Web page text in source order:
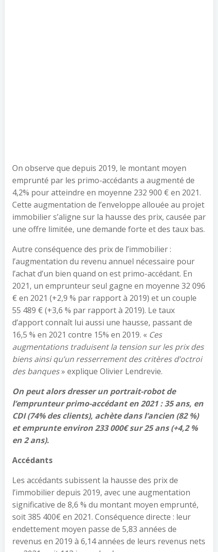
On observe que depuis 2019, le montant moyen
emprunté par les primo-accédants a augmenté de
4,2% pour atteindre en moyenne 232 900 € en 2021.
Cette augmentation de l’enveloppe allouée au projet
immobilier s’aligne sur la hausse des prix, causée par
une offre limitée, une demande forte et des taux bas.
Autre conséquence des prix de l’immobilier :
l’augmentation du revenu annuel nécessaire pour
l’achat d’un bien quand on est primo-accédant. En
2021, un emprunteur seul gagne en moyenne 32 096
€ en 2021 (+2,9 % par rapport à 2019) et un couple
55 489 € (+3,6 % par rapport à 2019). Le taux
d’apport connaît lui aussi une hausse, passant de
16,5 % en 2021 contre 15% en 2019. « Ces
augmentations traduisent la tension sur les prix des
biens ainsi qu’un resserrement des critères d’octroi
des banques» explique Olivier Lendrevie.
On peut alors dresser un portrait-robot de
l’emprunteur primo-accédant en 2021 : 35 ans, en
CDI (74% des clients), achète dans l’ancien (82 %)
et emprunte environ 233 000€ sur 25 ans (+4,2 %
en 2 ans).
Accédants
Les accédants subissent la hausse des prix de
l’immobilier depuis 2019, avec une augmentation
significative de 8,6 % du montant moyen emprunté,
soit 385 400€ en 2021. Conséquence directe : leur
endettement moyen passe de 5,83 années de
revenus en 2019 à 6,14 années de leurs revenus nets